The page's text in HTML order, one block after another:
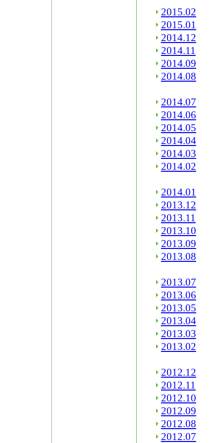
2015.02
2015.01
2014.12
2014.11
2014.09
2014.08
2014.07
2014.06
2014.05
2014.04
2014.03
2014.02
2014.01
2013.12
2013.11
2013.10
2013.09
2013.08
2013.07
2013.06
2013.05
2013.04
2013.03
2013.02
2012.12
2012.11
2012.10
2012.09
2012.08
2012.07